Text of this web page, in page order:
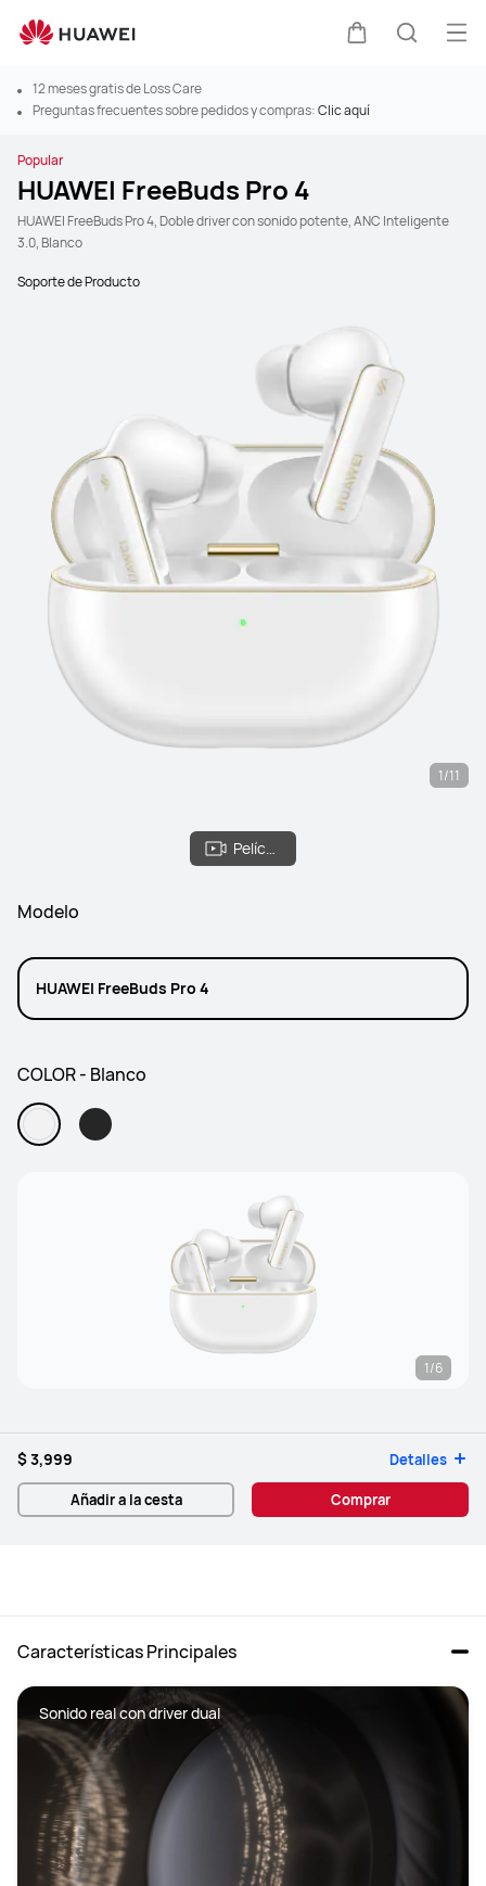
12 meses gratis de Loss Care
Preguntas frecuentes sobre pedidos y compras:Clic aquí
Popular
HUAWEI FreeBuds Pro 4
HUAWEI FreeBuds Pro 4, Doble driver con sonido potente, ANC Inteligente
3.0, Blanco
Soporte de Producto
Película
1/11
Modelo
HUAWEI FreeBuds Pro 4
COLOR - Blanco
1/6
$ 3,999 Detalles
Añadir a la cesta Comprar
Características Principales